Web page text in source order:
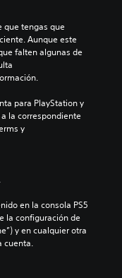
que tengas que
Aunque este
falten algunas de
para PlayStation y
la correspondiente
y
en la consola PS5
la configuración de
y en cualquier otra
cuenta.